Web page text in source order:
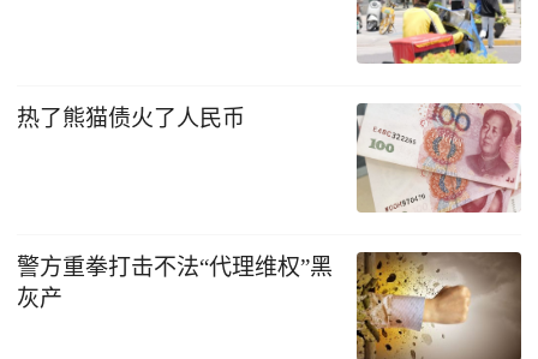
热了熊猫债火了人民币
警方重拳打击不法“代理维权”黑
灰产